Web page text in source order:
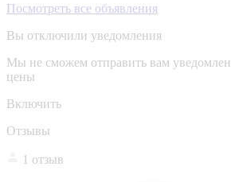
Посмотреть все объявления
Вы отключили уведомления
Мы не сможем отправить вам
цены
Включить
Отзывы
1 отзыв